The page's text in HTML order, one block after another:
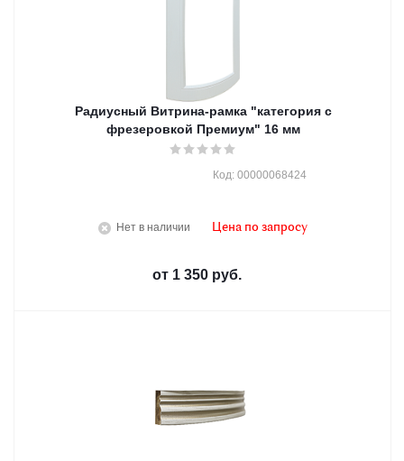
Радиусный Витрина-рамка "категория с
фрезеровкой Премиум" 16 мм
Нет в наличии
Код: 00000068424
Цена по запросу
от 1 350 руб.